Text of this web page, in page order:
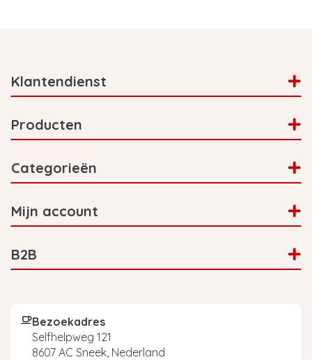
Klantendienst
Producten
Categorieën
Mijn account
B2B
Bezoekadres
Selfhelpweg 121
8607 AC Sneek, Nederland